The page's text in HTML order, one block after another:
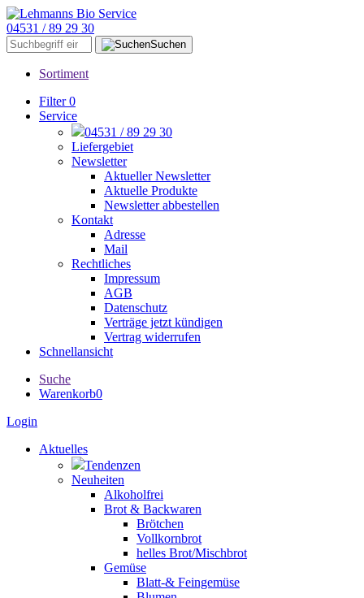
04531 / 89 29 30
Suchen
Sortiment
Filter 0
Service
04531 / 89 29 30
Liefergebiet
Newsletter
Aktueller Newsletter
Aktuelle Produkte
Newsletter abbestellen
Kontakt
Adresse
Mail
Rechtliches
Impressum
AGB
Datenschutz
Verträge jetzt kündigen
Vertrag widerrufen
Schnellansicht
Suche
Warenkorb0
Login
Aktuelles
Tendenzen
Neuheiten
Alkoholfrei
Brot & Backwaren
Brötchen
Vollkornbrot
helles Brot/Mischbrot
Gemüse
Blatt-& Feingemüse